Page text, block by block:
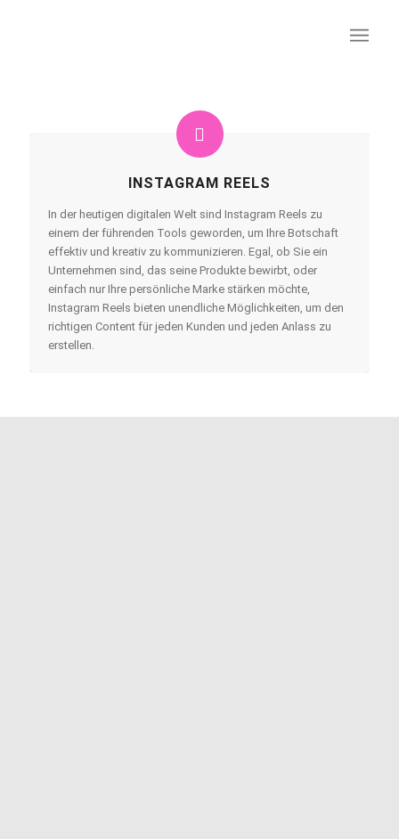
INSTAGRAM REELS
In der heutigen digitalen Welt sind Instagram Reels zu
einem der führenden Tools geworden, um Ihre Botschaft
effektiv und kreativ zu kommunizieren. Egal, ob Sie ein
Unternehmen sind, das seine Produkte bewirbt, oder
einfach nur Ihre persönliche Marke stärken möchte,
Instagram Reels bieten unendliche Möglichkeiten, um den
richtigen Content für jeden Kunden und jeden Anlass zu
erstellen.